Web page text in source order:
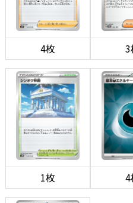
4枚 3
1枚 4